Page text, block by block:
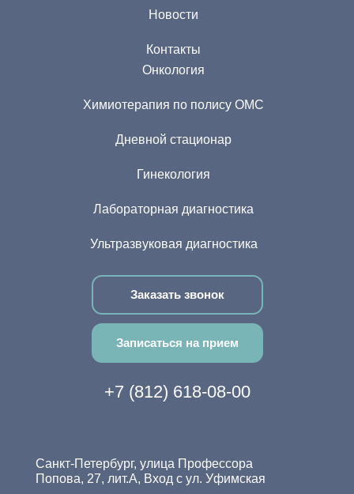
Новости
Контакты
Онкология
Химиотерапия по полису ОМС
Дневной стационар
Гинекология
Лабораторная диагностика
Ультразвуковая диагностика
Заказать звонок
Записаться на прием
+7 (812) 618-08-00
Санкт-Петербург, улица Профессора
Попова, 27, лит.А, Вход с ул. Уфимская